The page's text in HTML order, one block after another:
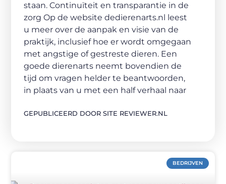
staan. Continuïteit en transparantie in de
zorg Op de website dedierenarts.nl leest
u meer over de aanpak en visie van de
praktijk, inclusief hoe er wordt omgegaan
met angstige of gestreste dieren. Een
goede dierenarts neemt bovendien de
tijd om vragen helder te beantwoorden,
in plaats van u met een half verhaal naar
GEPUBLICEERD DOOR SITE REVIEWER.NL
BEDRIJVEN